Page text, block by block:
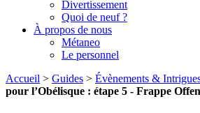
Divertissement
Quoi de neuf ?
À propos de nous
Métaneo
Le personnel
Accueil > Guides > Évènements &
pour l’Obélisque : étape 5 - Frappe